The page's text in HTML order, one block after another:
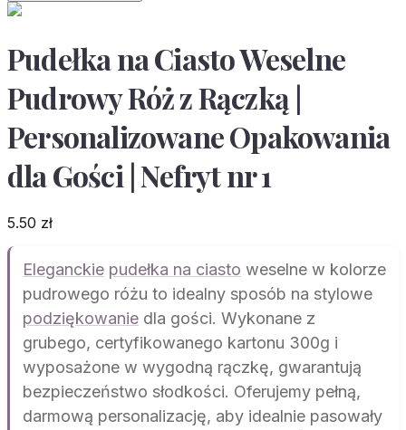
Pudełka na Ciasto Weselne
Pudrowy Róż z Rączką |
Personalizowane Opakowania
dla Gości | Nefryt nr 1
5.50 zł
Eleganckie pudełka na ciasto weselne w kolorze
pudrowego różu to idealny sposób na stylowe
podziękowanie dla gości. Wykonane z
grubego, certyfikowanego kartonu 300g i
wyposażone w wygodną rączkę, gwarantują
bezpieczeństwo słodkości. Oferujemy pełną,
darmową personalizację, aby idealnie pasowały